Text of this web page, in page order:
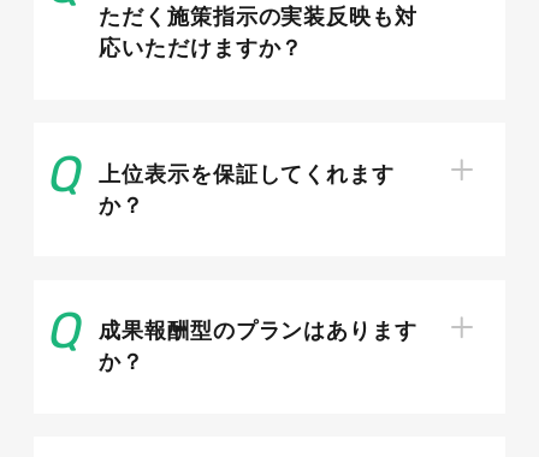
Web制作会社は効果的なSEO対策を施し、オンラ
インでの目立つ存在になることが求められていま
# 競合の増加：フリーランスや小規模
Web制作業界では、フリーランスや小規模制作
会社が増加し、競争が激しさを増しています。こ
ただく施策指示の実装反映も対
応いただけますか？
上位表示を保証してくれます
か？
成果報酬型のプランはあります
か？